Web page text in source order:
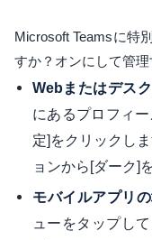
Microsoft Teamsに特
すか？オンにして管理
Webまたはデス
にあるプロフィ
定]をクリックし
ョンから[ダーク]
モバイルアプリの
ューをタップし